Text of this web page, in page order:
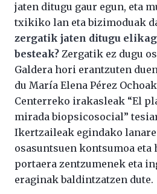
jaten ditugu gaur egun, eta
txikiko lan eta bizimoduak
zergatik jaten ditugu
besteak? Zergatik ez dugu
Galdera hori erantzuten
du María Elena Pérez
Centerreko irakasleak “El
mirada biopsicosocial”
Ikertzaileak egindako
osasuntsuen kontsumoa
portaera zentzumenek eta
eraginak baldintzatzen dute.